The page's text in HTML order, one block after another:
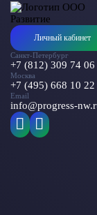
Личный кабинет
Санкт-Петербург
+7 (812) 309 74 06
Москва
+7 (495) 668 10 22
Email
info@progress-